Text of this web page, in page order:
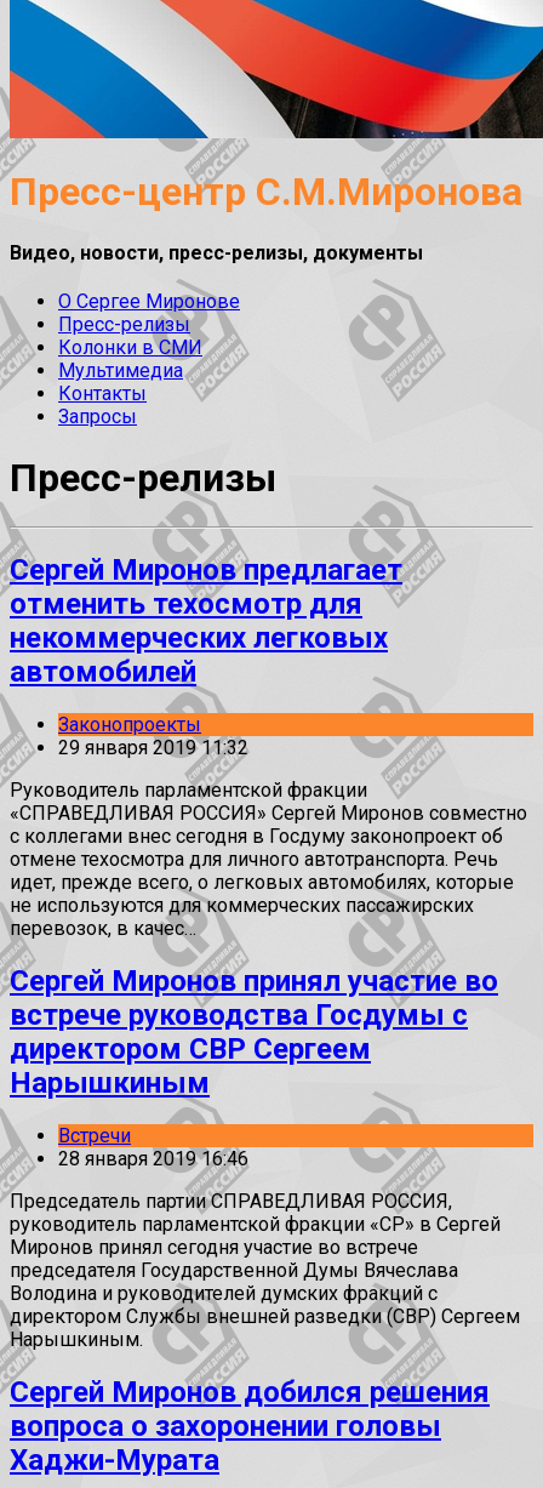
Пресс-центр С.М.Миронова
Видео, новости, пресс-релизы, документы
О Сергее Миронове
Пресс-релизы
Колонки в СМИ
Мультимедиа
Контакты
Запросы
Пресс-релизы
Сергей Миронов предлагает
отменить техосмотр для
некоммерческих легковых
автомобилей
Законопроекты
29 января 2019 11:32
Руководитель парламентской фракции
«СПРАВЕДЛИВАЯ РОССИЯ» Сергей Миронов совместно
с коллегами внес сегодня в Госдуму законопроект об
отмене техосмотра для личного автотранспорта. Речь
идет, прежде всего, о легковых автомобилях, которые
не используются для коммерческих пассажирских
перевозок, в качес…
Сергей Миронов принял участие во
встрече руководства Госдумы с
директором СВР Сергеем
Нарышкиным
Встречи
28 января 2019 16:46
Председатель партии СПРАВЕДЛИВАЯ РОССИЯ,
руководитель парламентской фракции «СР» в Сергей
Миронов принял сегодня участие во встрече
председателя Государственной Думы Вячеслава
Володина и руководителей думских фракций с
директором Службы внешней разведки (СВР) Сергеем
Нарышкиным.
Сергей Миронов добился решения
вопроса о захоронении головы
Хаджи-Мурата